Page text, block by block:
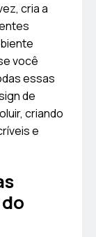
cria a
você
essas
de
criando
e